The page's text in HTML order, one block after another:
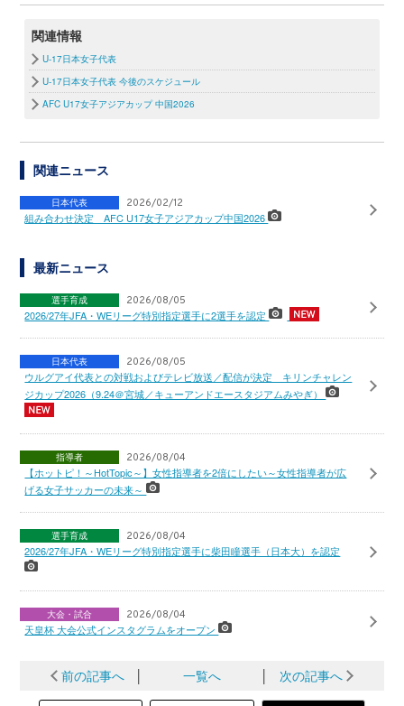
関連情報
U-17日本女子代表
U-17日本女子代表 今後のスケジュール
AFC U17女子アジアカップ 中国2026
関連ニュース
日本代表 2026/02/12
組み合わせ決定 AFC U17女子アジアカップ中国2026
最新ニュース
選手育成 2026/08/05
2026/27年JFA・WEリーグ特別指定選手に2選手を認定
日本代表 2026/08/05
ウルグアイ代表との対戦およびテレビ放送／配信が決定 キリンチャレン
ジカップ2026（9.24＠宮城／キューアンドエースタジアムみやぎ）
指導者 2026/08/04
【ホットピ！～HotTopic～】女性指導者を2倍にしたい～女性指導者が広
げる女子サッカーの未来～
選手育成 2026/08/04
2026/27年JFA・WEリーグ特別指定選手に柴田瞳選手（日本大）を認定
大会・試合 2026/08/04
天皇杯 大会公式インスタグラムをオープン
前の記事へ │ 一覧へ │ 次の記事へ